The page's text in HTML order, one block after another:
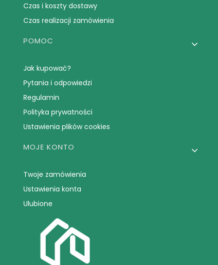
Czas i koszty dostawy
Czas realizacji zamówienia
POMOC
Jak kupować?
Pytania i odpowiedzi
Regulamin
Polityka prywatności
Ustawienia plików cookies
MOJE KONTO
Twoje zamówienia
Ustawienia konta
Ulubione